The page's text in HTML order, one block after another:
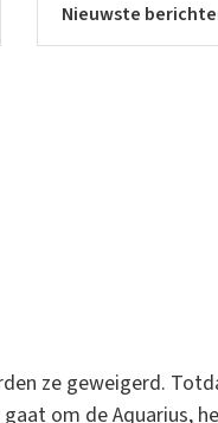
ze geweigerd.
om de Aquarius,